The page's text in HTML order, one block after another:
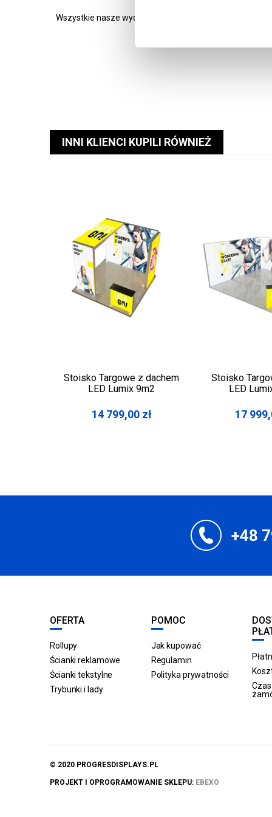
Wszystkie nasze wydruki są wysokiej jakości,
INNI KLIENCI KUPILI RÓWNIEŻ
Stoisko Targowe z dachem
LED Lumix 9m2
14 799,00 zł
Stoisko
LED
17
+48
OFERTA
Rollupy
Ścianki reklamowe
Ścianki tekstylne
Trybunki i lady
POMOC
Jak kupować
Regulamin
Polityka prywatności
© 2020 PROGRESDISPLAYS.PL
PROJEKT I OPROGRAMOWANIE SKLEPU: EBEXO